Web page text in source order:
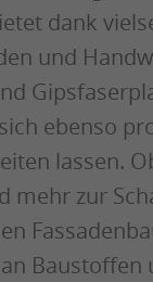
dank
und
ebenso
lassen.
mehr zur